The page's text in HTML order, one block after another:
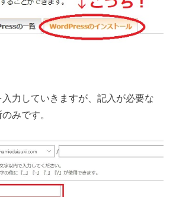
力していきますが、記入が必要な
みです。